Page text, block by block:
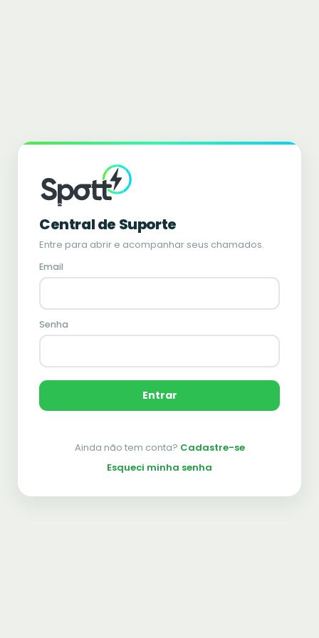
Central de Suporte
Entre para abrir e acompanhar seus chamados.
Email
Senha
Entrar
Ainda não tem conta? Cadastre-se
Esqueci minha senha